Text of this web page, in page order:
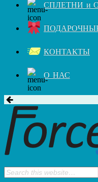
СПЛЕТНИ и
ПОДАРОЧНЫЕ
КОНТАКТЫ
О НАС